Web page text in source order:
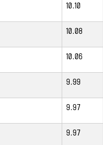
10.10
10.08
10.06
9.99
9.97
9.97